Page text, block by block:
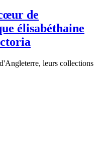
de
élisabéthaine
leurs collections